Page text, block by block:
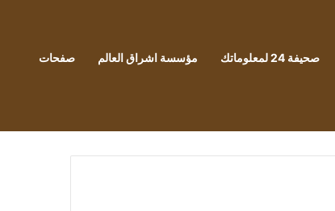
صحيفة 24 لمعلوماتك مؤسسة اشراق العالم صفحات